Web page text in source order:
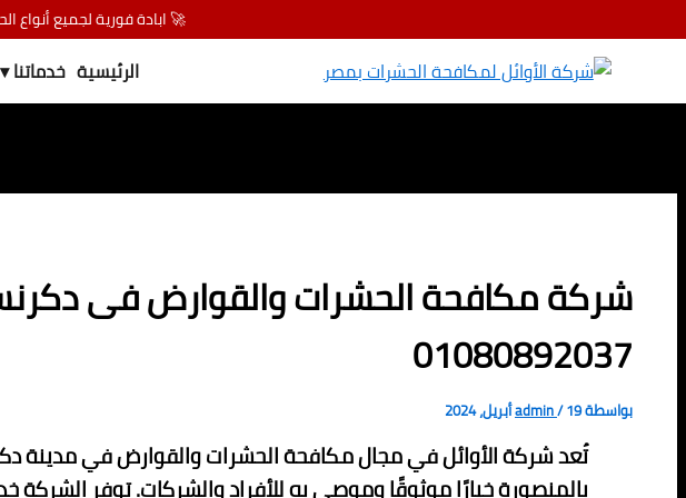
🚀 ابادة فورية لجميع
الرئيسية خدماتنا ▾
شركة مكافحة الحشرات والقوارض فى
01080892037
بواسطة admin/19 أبريل، 2024
تُعد شركة الأوائل في مجال مكافحة الحشرات والقوارض في مدينة
بالمنصورة خيارًا موثوقًا وموصى به للأفراد والشركات. توفر الشركة